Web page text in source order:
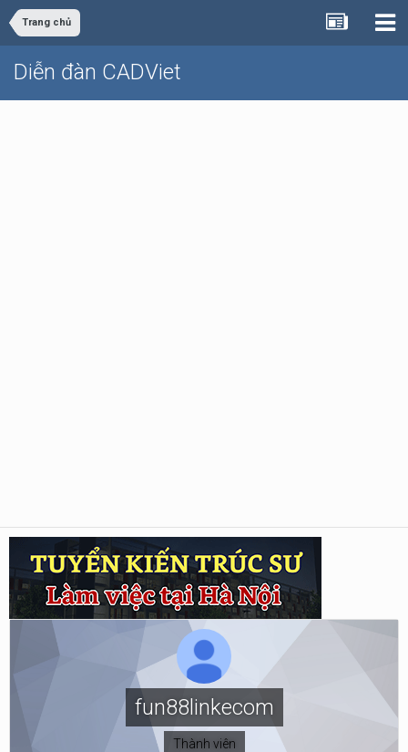
Trang chủ
Diễn đàn CADViet
fun88linkecom
Thành viên